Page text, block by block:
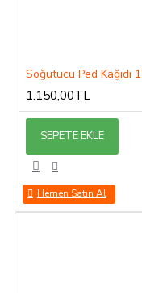
1.150,00TL
SEPETE EKLE
Hemen Satın Al